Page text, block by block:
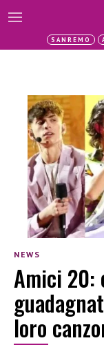
SANREMO
NEWS
Amici 20:
loro